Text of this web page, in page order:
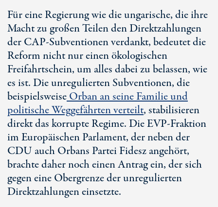
Für eine Regierung wie die ungarische, die ihre
Macht zu großen Teilen den Direktzahlungen
der CAP-Subventionen verdankt, bedeutet die
Reform nicht nur einen ökologischen
Freifahrtschein, um alles dabei zu belassen, wie
es ist. Die unregulierten Subventionen, die
beispielsweiseOrban an seine Familie und
politische Weggefährten verteilt, stabilisieren
direkt das korrupte Regime. Die EVP-Fraktion
im Europäischen Parlament, der neben der
CDU auch Orbans Partei Fidesz angehört,
brachte daher noch einen Antrag ein, der sich
gegen eine Obergrenze der unregulierten
Direktzahlungen einsetzte.